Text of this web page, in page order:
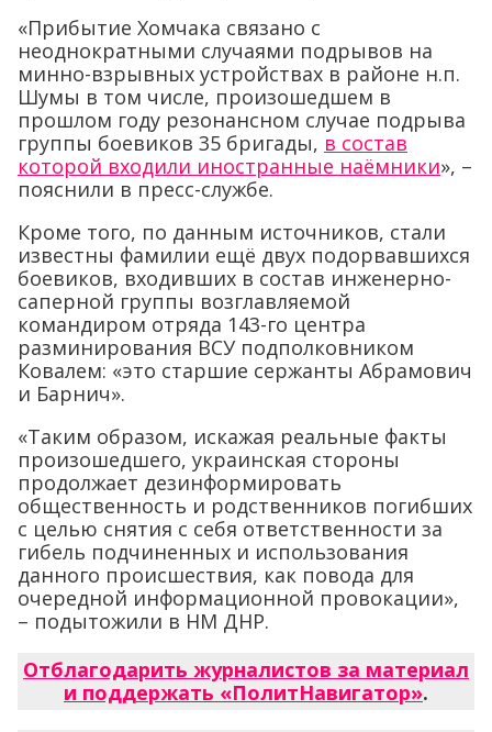
«Прибытие Хомчака связано с
неоднократными случаями подрывов на
минно-взрывных устройствах в районе н.п.
Шумы в том числе, произошедшем в
прошлом году резонансном случае подрыва
группы боевиков 35 бригады, в состав
которой входили иностранные наёмники», –
пояснили в пресс-службе.
Кроме того, по данным источников, стали
известны фамилии ещё двух подорвавшихся
боевиков, входивших в состав инженерно-
саперной группы возглавляемой
командиром отряда 143-го центра
разминирования ВСУ подполковником
Ковалем: «это старшие сержанты Абрамович
и Барнич».
«Таким образом, искажая реальные факты
произошедшего, украинская стороны
продолжает дезинформировать
общественность и родственников погибших
с целью снятия с себя ответственности за
гибель подчиненных и использования
данного происшествия, как повода для
очередной информационной провокации»,
– подытожили в НМ ДНР.
Отблагодарить журналистов за материал
и поддержать «ПолитНавигатор».